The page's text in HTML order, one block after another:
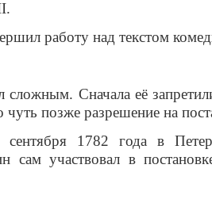
работу над текстом
сложным. Сначала её
позже разрешение на
сентября 1782 года в
сам участвовал в